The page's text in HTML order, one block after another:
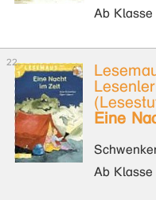
Ab Klasse
Eine
Ab Klasse